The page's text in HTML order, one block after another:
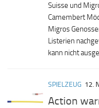
Suisse und
Camembert
Migros
Listerien
kann nicht
SPIELZEUG 12.
Action